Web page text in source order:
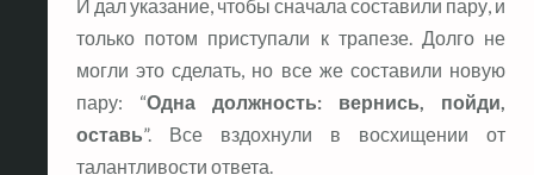
И дал указание, чтобы сначала составили пару, и
только потом приступали к трапезе. Долго не
могли это сделать, но все же составили новую
пару: “Одна должность: вернись, пойди,
оставь”. Все вздохнули в восхищении от
талантливости ответа.